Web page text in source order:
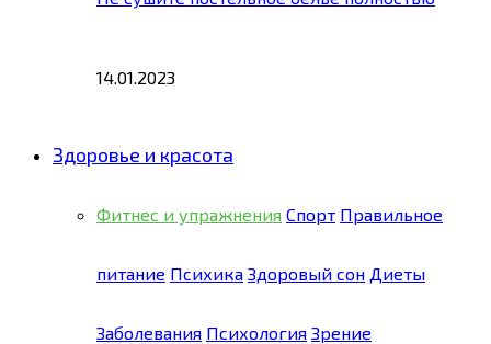
14.01.2023
Здоровье и красота
Фитнес и упражнения Спорт Правильное
питание Психика Здоровый сон Диеты
Заболевания Психология Зрение